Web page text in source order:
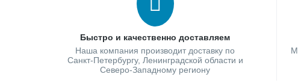
Быстро и качественно доставляем
Наша компания производит доставку по
Санкт-Петербургу, Ленинградской области и
Северо-Западному региону